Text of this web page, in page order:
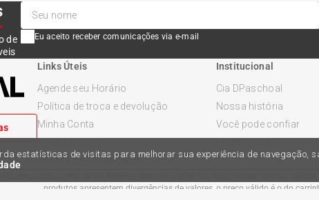
estatísticas de visitas para melhorar sua experiência de navegação,
de
Eu aceito receber comunicações via e-mail
Links Úteis
Agende seu Horário
Política de troca e devolução
Minha Conta
Política de Privacidade
Institucional
Cia DPaschoal
Nossa história
Você pode confiar
para compras via internet, podendo variar nas lojas físicas. Ofertas
produtos apresentem divergências de valores, o preço válido é o do